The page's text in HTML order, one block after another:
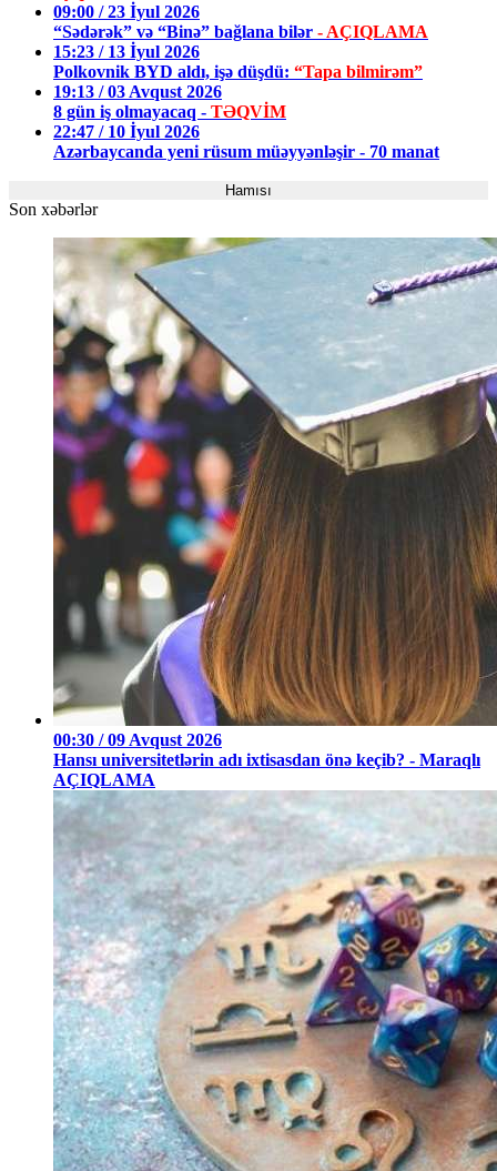
09:00 / 23 İyul 2026
“Sədərək” və “Binə” bağlana bilər - AÇIQLAMA
15:23 / 13 İyul 2026
Polkovnik BYD aldı, işə düşdü: “Tapa bilmirəm”
19:13 / 03 Avqust 2026
8 gün iş olmayacaq - TƏQVİM
22:47 / 10 İyul 2026
Azərbaycanda yeni rüsum müəyyənləşir - 70 manat
Hamısı
Son xəbərlər
00:30 / 09 Avqust 2026
Hansı universitetlərin adı ixtisasdan önə keçib? - Maraqlı
AÇIQLAMA